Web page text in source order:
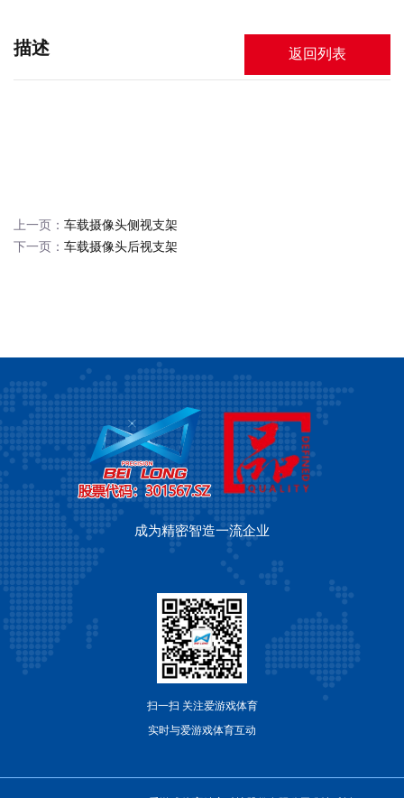
描述 返回列表
上一页： 车载摄像头侧视支架
下一页： 车载摄像头后视支架
成为精密智造一流企业
扫一扫 关注爱游戏体育
实时与爱游戏体育互动